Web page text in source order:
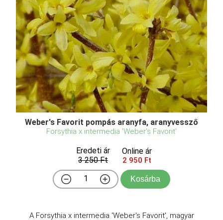
Weber's Favorit pompás aranyfa, aranyvessző
Forsythia x intermedia 'Weber's Favorit'
Eredeti ár
3 250 Ft
Online ár
2 950 Ft
Kosárba
A Forsythia x intermedia 'Weber's Favorit', magyar